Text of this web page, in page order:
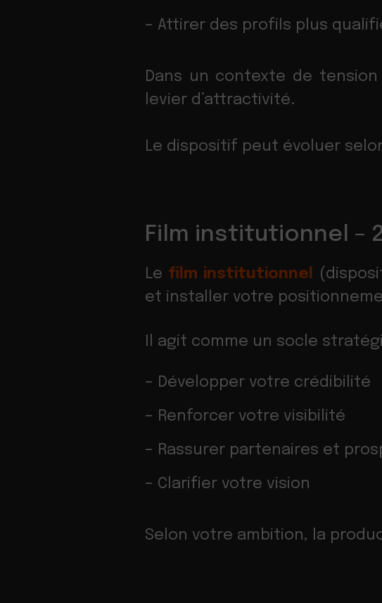
– Attirer des profils plus
Dans un contexte de
levier d’attractivité.
Le dispositif peut évoluer
Film institutionnel – 2
Le film institutionnel
et installer votre
Il agit comme un socle
– Développer votre crédibilité
– Renforcer votre visibilité
– Rassurer partenaires et
– Clarifier votre vision
Selon votre ambition, la